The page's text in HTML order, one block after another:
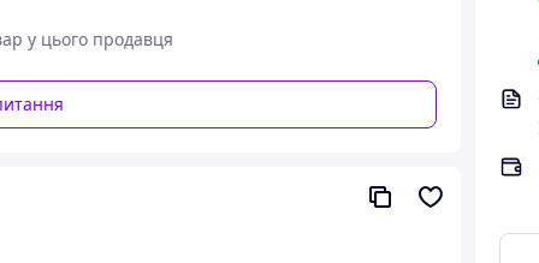
у цього продавця